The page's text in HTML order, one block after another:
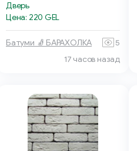
Дверь
Цена: 220 GEL
Батуми 🧦 БАРАХОЛКА
5
17 часов назад